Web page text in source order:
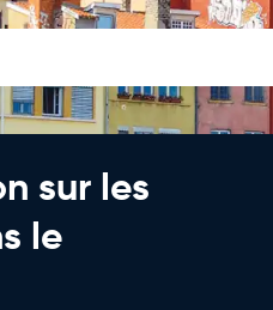
sur les
le